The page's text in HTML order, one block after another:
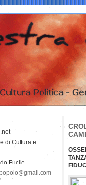
di Cultura e
Fucile